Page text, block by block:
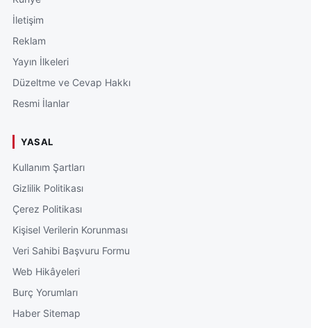
İletişim
Reklam
Yayın İlkeleri
Düzeltme ve Cevap Hakkı
Resmi İlanlar
YASAL
Kullanım Şartları
Gizlilik Politikası
Çerez Politikası
Kişisel Verilerin Korunması
Veri Sahibi Başvuru Formu
Web Hikâyeleri
Burç Yorumları
Haber Sitemap